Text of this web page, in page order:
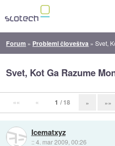
Forum » Problemi človeštva »Svet,
Svet, Kot Ga Razume
«« « 1 / 18 » »»
Icematxyz
::4. mar 2009, 00:26